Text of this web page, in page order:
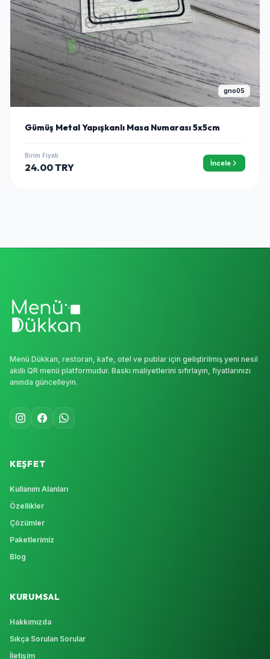
gno05
Gümüş Metal Yapışkanlı Masa Numarası 5x5cm
Birim Fiyatı
24.00 TRY İncele
Menü Dükkan, restoran, kafe, otel ve publar için geliştirilmiş yeni nesil
akıllı QR menü platformudur. Baskı maliyetlerini sıfırlayın, fiyatlarınızı
anında güncelleyin.
KEŞFET
Kullanım Alanları
Özellikler
Çözümler
Paketlerimiz
Blog
KURUMSAL
Hakkımızda
Sıkça Sorulan Sorular
İletişim